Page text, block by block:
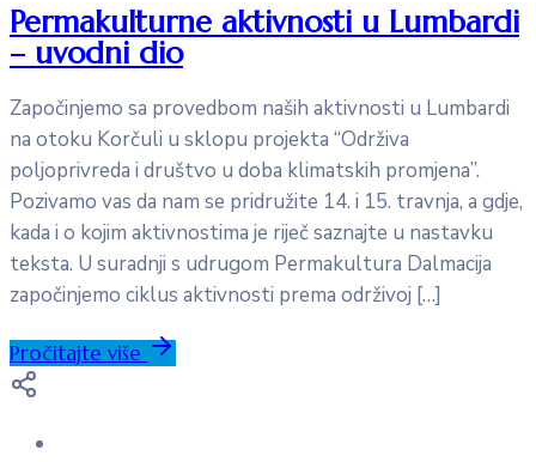
Permakulturne aktivnosti u Lumbardi
– uvodni dio
Započinjemo sa provedbom naših aktivnosti u Lumbardi
na otoku Korčuli u sklopu projekta “Održiva
poljoprivreda i društvo u doba klimatskih promjena”.
Pozivamo vas da nam se pridružite 14. i 15. travnja, a gdje,
kada i o kojim aktivnostima je riječ saznajte u nastavku
teksta. U suradnji s udrugom Permakultura Dalmacija
započinjemo ciklus aktivnosti prema održivoj […]
Pročitajte više